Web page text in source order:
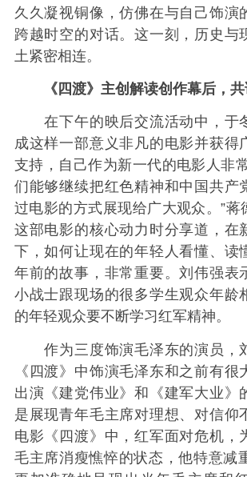
久久凝视铜像，仿佛在与自己饰演
跨越时空的对话。这一刻，历史与
土紧密相连。
《四渡》主创解读创作幕后，
在下午的映后交流活动中，于
成这样一部意义非凡的电影并获得
支持，自己作为新一代的电影人非
们能够继续把红色精神和中国共产
过电影的方式展现给广大观众。”蒋
这部电影的核心动力时分享道，在
下，如何让现在的年轻人看懂、读
年前的故事，非常重要。刘伟强表
小战士跟现场的很多学生观众年龄
的年轻观众要不断学习红军精神。
作为三度饰演毛泽东的演员，
《四渡》中饰演毛泽东和之前有很
出演《建党伟业》和《建军大业》
是展现青年毛主席对理想、对信仰
电影《四渡》中，红军面对危机，
毛主席消瘦憔悴的状态，他特意减